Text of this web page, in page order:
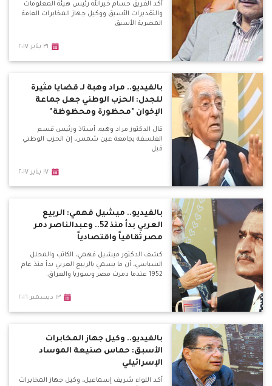
أكد الفريق حسام خيرالله رئيس هيئة المعلومات
والتقديرات الأسبق ووكيل جهاز المخابرات العامة
المصرية الأسبق
٣١ يناير ٢٠١٧
بالفيديو.. مراد وهبة لـ قضايا مثيرة
للجدل: الحزب الوطني جعل جماعة
الإخوان "محظورة ومحظوظة"
قال الدكتور مراد وهبه، أستاذ ورئيس قسم
الفلسفة بجامعة عين شمس، إن الحزب الوطني
قبل
١٧ يناير ٢٠١٧
بالفيديو.. ميشيل فهمي: الربيع
العربي بدأ منذ 52.. وعبدالناصر دمر
مصر ثقافياً واقتصادياً
كشف الدكتور ميشيل فهمي، الكاتب والمحلل
السياسي، أن ما يسمي بالربيع العربي بدأ منذ عام
1952 عندما دمرت مصر وسوريا والعراق.
١٣ ديسمبر ٢٠١٦
بالفيديو.. وكيل جهاز المخابرات
الأسبق: حماس صنيعة الموساد
الإسرائيلي
أكد اللواء شريف إسماعيل، وكيل جهاز المخابرات